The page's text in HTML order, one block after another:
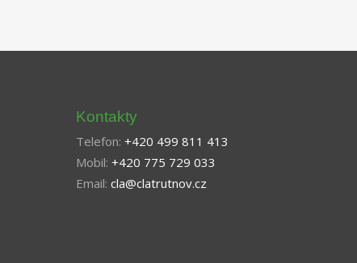
Kontakty
Telefon: +420 499 811 413
Mobil: +420 775 729 033
Email: cla@clatrutnov.cz